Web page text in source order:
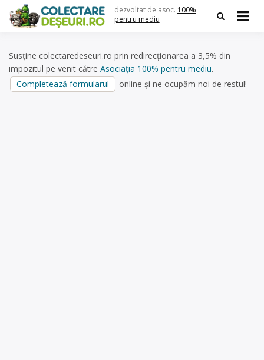
content
dezvoltat de asoc. 100%
pentru mediu
Susține colectaredeseuri.ro prin redirecționarea a 3,5% din
impozitul pe venit către Asociația 100% pentru mediu.
Completează formularul
online și ne ocupăm noi de restul!